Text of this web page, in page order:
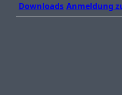
Downloads Anmeldung